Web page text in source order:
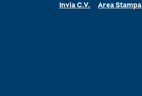
Invia C.V. Area Stampa